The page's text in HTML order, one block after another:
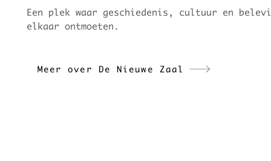
Een plek waar geschiedenis, cultuur en
elkaar ontmoeten.
Meer over De Nieuwe Zaal